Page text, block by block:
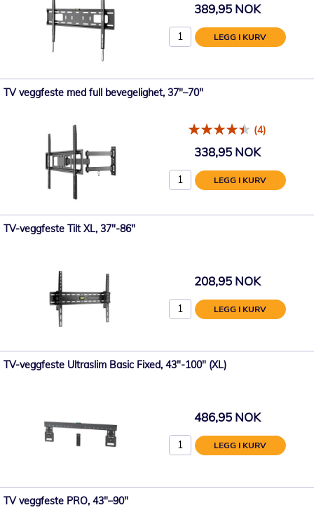
389,95 NOK
LEGG I KURV
TV veggfeste med full bevegelighet, 37"–70"
(4)
338,95 NOK
LEGG I KURV
TV-veggfeste Tilt XL, 37"-86"
208,95 NOK
LEGG I KURV
TV-veggfeste Ultraslim Basic Fixed, 43"-100" (XL)
486,95 NOK
LEGG I KURV
TV veggfeste PRO, 43"–90"